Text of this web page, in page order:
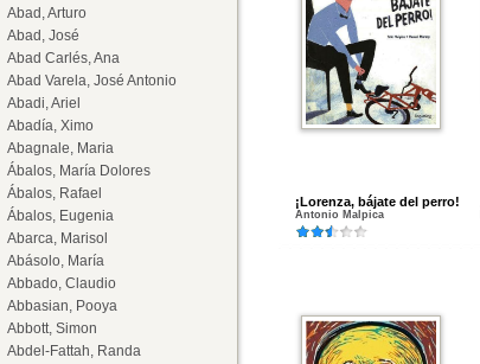
Abad, Arturo
Abad, José
Abad Carlés, Ana
Abad Varela, José Antonio
Abadi, Ariel
Abadía, Ximo
Abagnale, Maria
Ábalos, María Dolores
Ábalos, Rafael
Ábalos, Eugenia
Abarca, Marisol
Abásolo, María
Abbado, Claudio
Abbasian, Pooya
Abbott, Simon
Abdel-Fattah, Randa
¡Lorenza, bájate del perro!
Antonio Malpica